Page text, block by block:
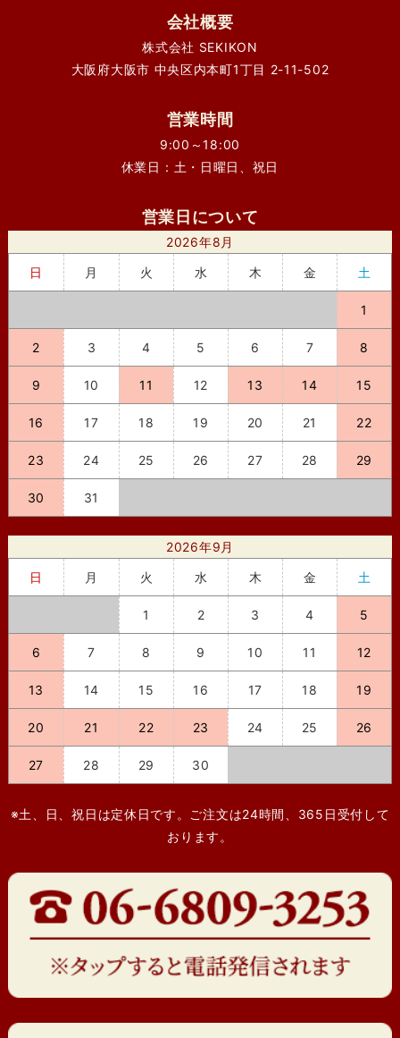
会社概要
株式会社 SEKIKON
大阪府大阪市 中央区内本町1丁目 2-11-502
営業時間
9:00～18:00
休業日：土・日曜日、祝日
営業日について
2026年8月
日
月 火 水 木 金 土
1
2 3 4 5 6 7 8
9 10 11 12 13 14 15
16 17 18 19 20 21 22
23 24 25 26 27 28 29
30 31
2026年9月
日
月 火 水 木 金 土
1 2 3 4 5
6 7 8 9 10 11 12
13 14 15 16 17 18 19
20 21 22 23 24 25 26
27 28 29 30
※土、日、祝日は定休日です。ご注文は24時間、365日受付して
おります。